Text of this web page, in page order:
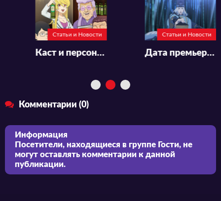
Статьи и Новости
Каст и персонал к аниме «Snack Basue»
Статьи и Новости
Дата премьеры и каст аниме «Onmyouji»
Комментарии (0)
Информация
Посетители, находящиеся в группе Гости, не
могут оставлять комментарии к данной
публикации.